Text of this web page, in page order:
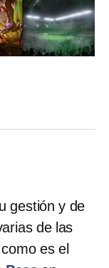
gestión y de
de las
es el